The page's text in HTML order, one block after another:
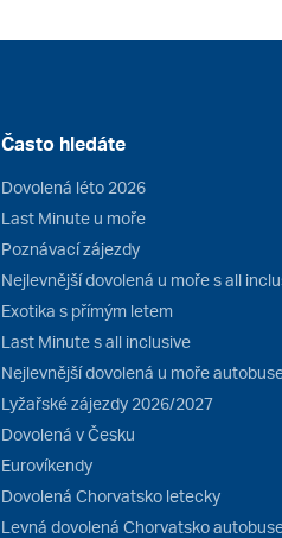
Často hledáte
Dovolená léto 2026
Last Minute u moře
Poznávací zájezdy
Nejlevnější dovolená u moře s all
Exotika s přímým letem
Last Minute s all inclusive
Nejlevnější dovolená u moře
Lyžařské zájezdy 2026/2027
Dovolená v Česku
Eurovíkendy
Dovolená Chorvatsko letecky
Levná dovolená Chorvatsko